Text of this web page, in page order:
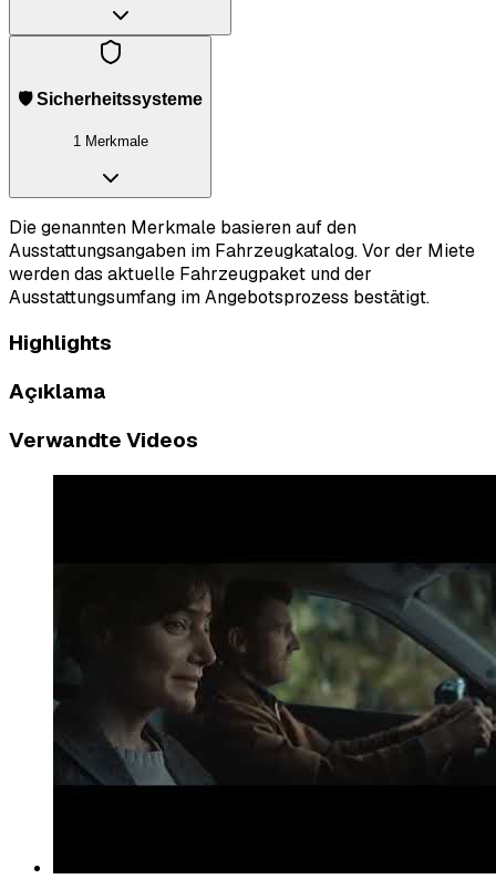
🛡️ Sicherheitssysteme
1 Merkmale
Die genannten Merkmale basieren auf den
Ausstattungsangaben im Fahrzeugkatalog. Vor der Miete
werden das aktuelle Fahrzeugpaket und der
Ausstattungsumfang im Angebotsprozess bestätigt.
Highlights
Açıklama
Verwandte Videos